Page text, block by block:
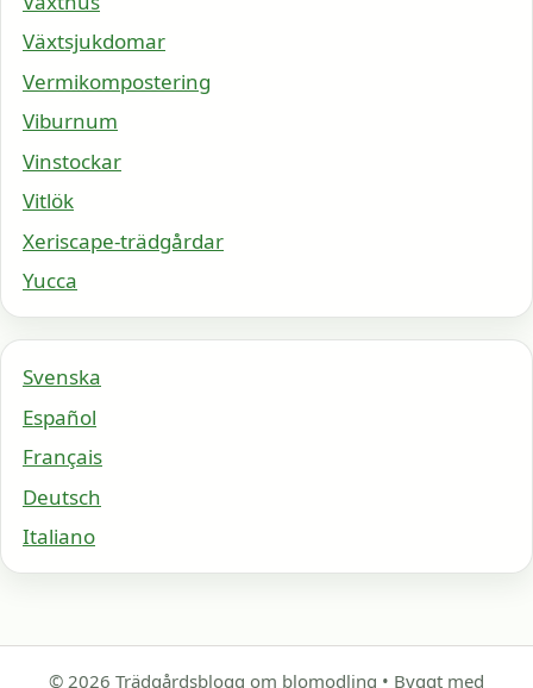
Växtsjukdomar
Vermikompostering
Viburnum
Vinstockar
Vitlök
Xeriscape-trädgårdar
Yucca
Svenska
Español
Français
Deutsch
Italiano
© 2026 Trädgårdsblogg om blomodling • Byggt med